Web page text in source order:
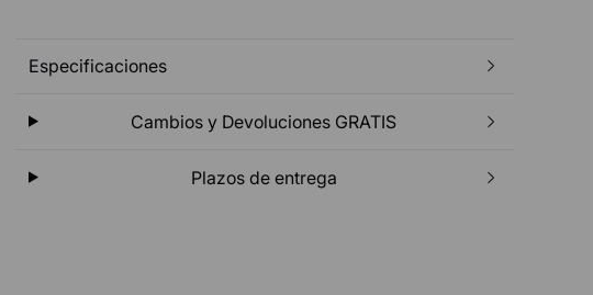
Especificaciones
Cambios y Devoluciones GRATIS
Plazos de entrega